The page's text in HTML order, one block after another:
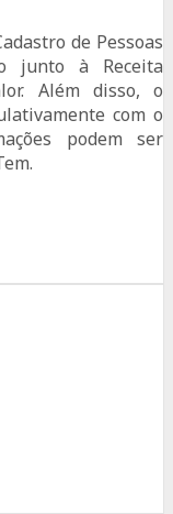
de Pessoas
junto à Receita
Além disso, o
com o
podem ser